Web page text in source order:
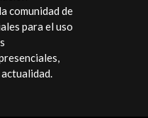
comunidad de
para el uso